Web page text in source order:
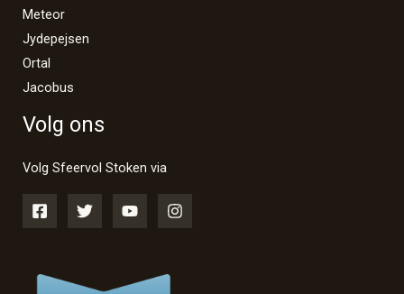
Meteor
Jydepejsen
Ortal
Jacobus
Volg ons
Volg Sfeervol Stoken via